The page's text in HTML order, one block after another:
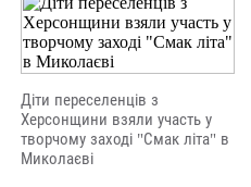
Діти переселенців з
Херсонщини взяли участь у
творчому заході "Смак літа" в
Миколаєві